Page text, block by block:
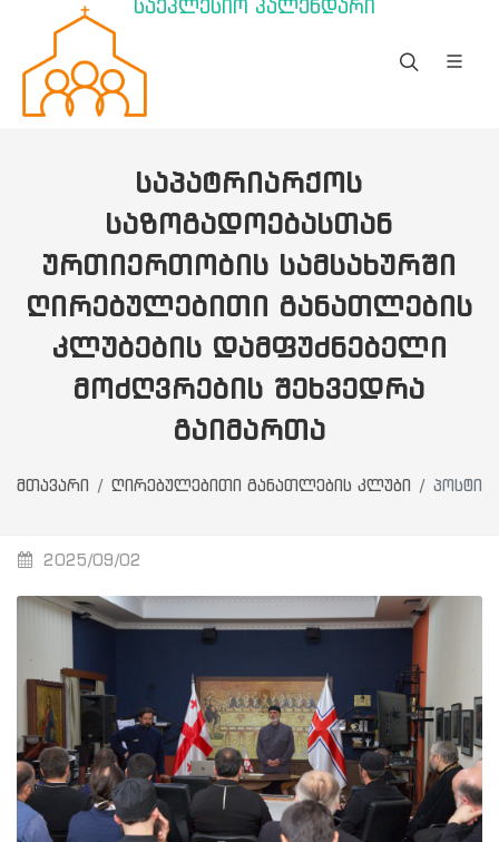
საეკლესიო კალენდარი
ᲡᲐᲞᲐᲢᲠᲘᲐᲠᲥᲝᲡ
ᲡᲐᲖᲝᲒᲐᲓᲝᲔᲑᲐᲡᲗᲐᲜ
ᲣᲠᲗᲘᲔᲠᲗᲝᲑᲘᲡ ᲡᲐᲛᲡᲐᲮᲣᲠᲨᲘ
ᲦᲘᲠᲔᲑᲣᲚᲔᲑᲘᲗᲘ ᲒᲐᲜᲐᲗᲚᲔᲑᲘᲡ
ᲙᲚᲣᲑᲔᲑᲘᲡ ᲓᲐᲛᲤᲣᲫᲜᲔᲑᲔᲚᲘ
ᲛᲝᲫᲦᲕᲠᲔᲑᲘᲡ ᲨᲔᲮᲕᲔᲓᲠᲐ
ᲒᲐᲘᲛᲐᲠᲗᲐ
მთავარი ღირებულებითი განათლების კლუბი პოსტი
2025/09/02